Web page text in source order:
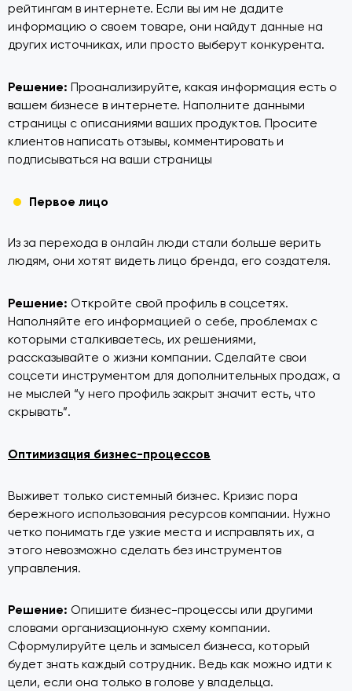
рейтингам в интернете. Если вы им не дадите
информацию о своем товаре, они найдут данные на
других источниках, или просто выберут конкурента.
Решение: Проанализируйте, какая информация есть о
вашем бизнесе в интернете. Наполните данными
страницы с описаниями ваших продуктов. Просите
клиентов написать отзывы, комментировать и
подписываться на ваши страницы
Первое лицо
Из за перехода в онлайн люди стали больше верить
людям, они хотят видеть лицо бренда, его создателя.
Решение: Откройте свой профиль в соцсетях.
Наполняйте его информацией о себе, проблемах с
которыми сталкиваетесь, их решениями,
рассказывайте о жизни компании. Сделайте свои
соцсети инструментом для дополнительных продаж, а
не мыслей “у него профиль закрыт значит есть, что
скрывать”.
Оптимизация бизнес-процессов
Выживет только системный бизнес. Кризис пора
бережного использования ресурсов компании. Нужно
четко понимать где узкие места и исправлять их, а
этого невозможно сделать без инструментов
управления.
Решение: Опишите бизнес-процессы или другими
словами организационную схему компании.
Сформулируйте цель и замысел бизнеса, который
будет знать каждый сотрудник. Ведь как можно идти к
цели, если она только в голове у владельца.